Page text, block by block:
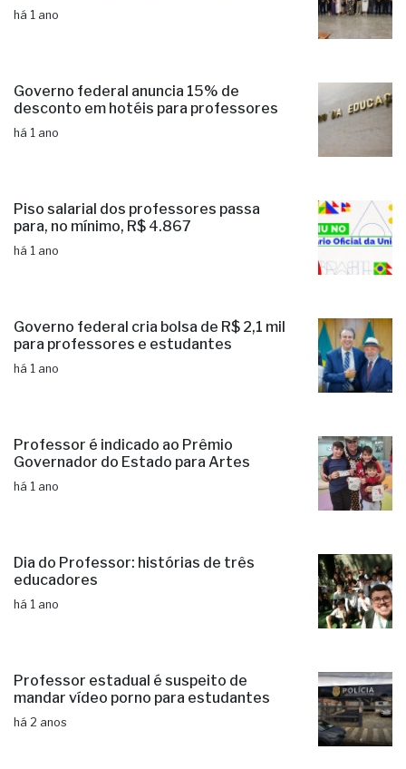
há 1 ano
Governo federal anuncia 15% de
desconto em hotéis para professores
há 1 ano
Piso salarial dos professores passa
para, no mínimo, R$ 4.867
há 1 ano
Governo federal cria bolsa de R$ 2,1 mil
para professores e estudantes
há 1 ano
Professor é indicado ao Prêmio
Governador do Estado para Artes
há 1 ano
Dia do Professor: histórias de três
educadores
há 1 ano
Professor estadual é suspeito de
mandar vídeo porno para estudantes
há 2 anos